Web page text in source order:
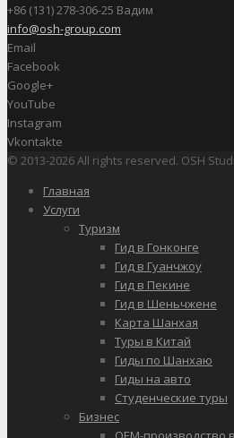
+86 (131) 278-306-25 Вадим
info@osh-group.com
Email
Facebook
Google+
YouTube
Instagram
Vkontakte
© 2013-2026 All rights reserved. OSH
Главная
Услуги
Туризм
Гид в Гонконге
Гид в Гуанчжоу
Гид в Пекине
Гид в Шеньчжене
Карта Шанхая
Туры в Китай
Гиды по Шанхаю
Гиды на авто
Студенческие туры
Бизнес